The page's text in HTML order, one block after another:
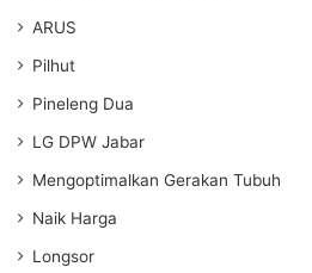
ARUS
Pilhut
Pineleng Dua
LG DPW Jabar
Mengoptimalkan Gerakan Tubuh
Naik Harga
Longsor